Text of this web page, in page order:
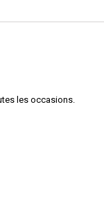
les occasions.